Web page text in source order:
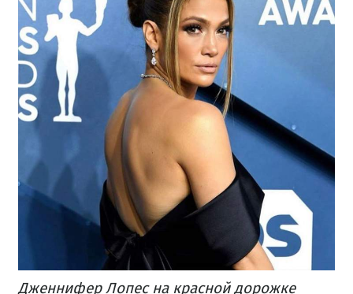
Дженнифер Лопес на красной дорожке